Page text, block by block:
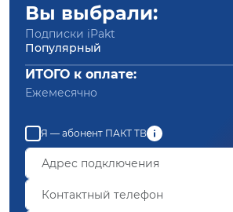
Вы выбрали:
Подписки iPakt
Популярный
ИТОГО к оплате:
Ежемесячно
Я — абонент ПАКТ ТВ